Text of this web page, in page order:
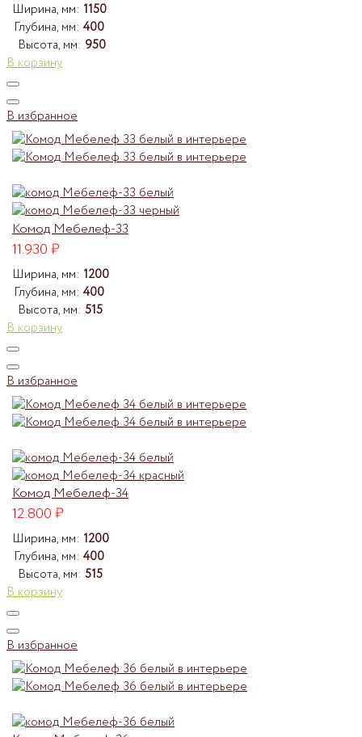
Ширина, мм: 1150
Глубина, мм: 400
Высота, мм: 950
В корзину
В избранное
Комод Мебелеф-33
11.930₽
Ширина, мм: 1200
Глубина, мм: 400
Высота, мм: 515
В корзину
В избранное
Комод Мебелеф-34
12.800₽
Ширина, мм: 1200
Глубина, мм: 400
Высота, мм: 515
В корзину
В избранное